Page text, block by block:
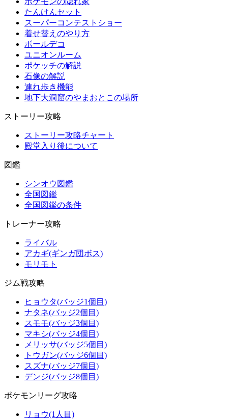
たんけんセット
スーパーコンテストショー
着せ替えのやり方
ボールデコ
ユニオンルーム
ポケッチの解説
石像の解説
連れ歩き機能
地下大洞窟のやまおとこの場所
ストーリー攻略
ストーリー攻略チャート
殿堂入り後について
図鑑
シンオウ図鑑
全国図鑑
全国図鑑の条件
トレーナー攻略
ライバル
アカギ(ギンガ団ボス)
モリモト
ジム戦攻略
ヒョウタ(バッジ1個目)
ナタネ(バッジ2個目)
スモモ(バッジ3個目)
マキシ(バッジ4個目)
メリッサ(バッジ5個目)
トウガン(バッジ6個目)
スズナ(バッジ7個目)
デンジ(バッジ8個目)
ポケモンリーグ攻略
リョウ(1人目)